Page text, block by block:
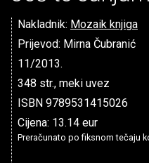
Nakladnik: Mozaik knjiga
Prijevod: Mirna Čubranić
11/2013.
348 str., meki uvez
ISBN 9789531415026
Cijena: 13.14 eur
Preračunato po fiksnom tečaju